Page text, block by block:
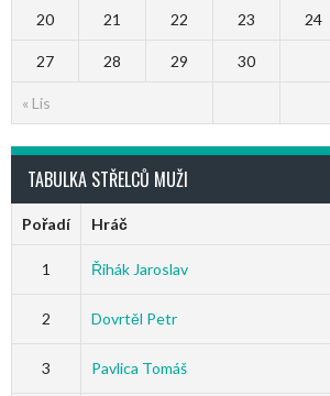
« Lis
20 21 22 23 24
27 28 29 30
TABULKA STŘELCŮ MUŽI
Pořadí Hráč
1 Řihák Jaroslav
2 Dovrtěl Petr
3 Pavlica Tomáš